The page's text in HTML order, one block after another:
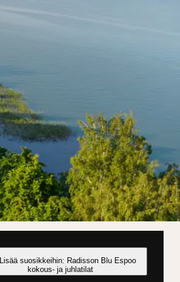
Lisää suosikkeihin: Radisson Blu Espoo
kokous- ja juhlatilat